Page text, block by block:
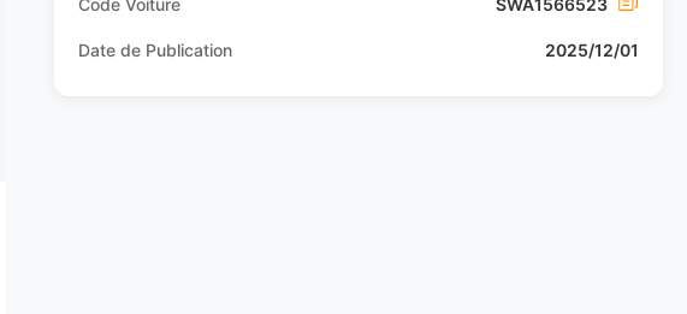
Code Voiture SWA1566523
Date de Publication 2025/12/01